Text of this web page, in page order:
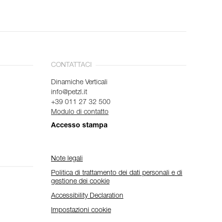
CONTATTACI
Dinamiche Verticali
info@petzl.it
+39 011 27 32 500
Modulo di contatto
Accesso stampa
Note legali
Politica di trattamento dei dati personali e di
gestione dei cookie
Accessibility Declaration
Impostazioni cookie